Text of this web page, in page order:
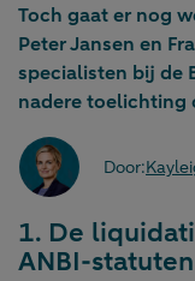
Toch gaat er nog
Peter Jansen en
specialisten bij de
nadere toelichting
Door:
1. De
ANBI-statuten